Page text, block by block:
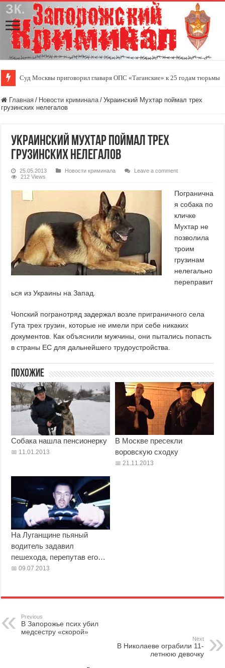
Суд Москвы приговорил главаря ОПС «Таганские» к 25 годам тюрьмы
Главная / Новости криминала / Украинский Мухтар поймал трех
грузинских нелегалов
Украинский Мухтар поймал трех
грузинских нелегалов
25.05.2013 Новости криминала
Leave a comment
212 Views
Погранична
я собака по
кличке
Мухтар не
позволила
троим
грузинам
нелегально
переправит
ься из Украины на Запад.
Чопский погранотряд задержал возле приграничного села
Гута трех грузин, которые не имели при себе никаких
документов. Как объяснили мужчины, они пытались попасть
в страны ЕС для дальнейшего трудоустройства.
Похожие
Собака нашла пенсионерку
11.01.2013
В Москве пресекли
воровскую сходку
21.11.2013
На Луганщине пьяный
водитель задавил
пешехода, перепутав его…
09.07.2013
Previous
В Запорожье псих убил
медсестру «скорой»
Next
В Николаеве ограбили 11-
летнюю девочку